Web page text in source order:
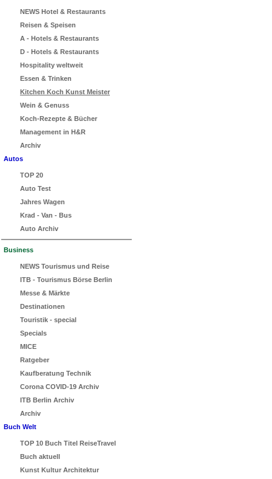
NEWS Hotel & Restaurants
Reisen & Speisen
A - Hotels & Restaurants
D - Hotels & Restaurants
Hospitality weltweit
Essen & Trinken
Kitchen Koch Kunst Meister
Wein & Genuss
Koch-Rezepte & Bücher
Management in H&R
Archiv
Autos
TOP 20
Auto Test
Jahres Wagen
Krad - Van - Bus
Auto Archiv
Business
NEWS Tourismus und Reise
ITB - Tourismus Börse Berlin
Messe & Märkte
Destinationen
Touristik - special
Specials
MICE
Ratgeber
Kaufberatung Technik
Corona COVID-19 Archiv
ITB Berlin Archiv
Archiv
Buch Welt
TOP 10 Buch Titel ReiseTravel
Buch aktuell
Kunst Kultur Architektur